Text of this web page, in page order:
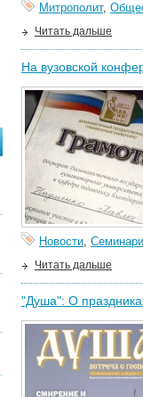
Митрополит,
Читать дальше
На вузовской
Новости,
Читать дальше
"Душа": О